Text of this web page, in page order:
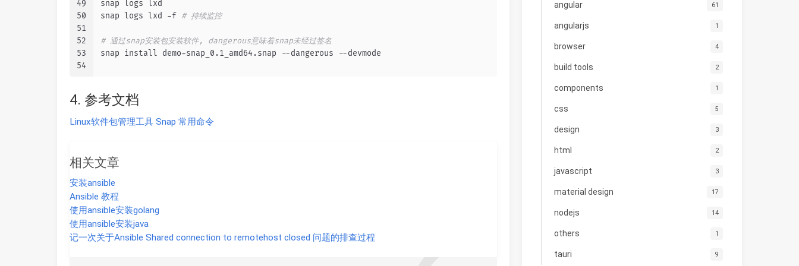
49
50
51
52
53
54
snap logs lxd
snap logs lxd -f # 持续监控
# 通过snap安装包安装软件, dangerous意味着snap未经过签名
snap install demo-snap_0.1_amd64.snap --dangerous --devmode
4. 参考文档
Linux软件包管理工具 Snap 常用命令
相关文章
安装ansible
Ansible 教程
使用ansible安装golang
使用ansible安装java
记一次关于Ansible Shared connection to remotehost closed 问题的排查过程
angular 61
angularjs 1
browser 4
build tools 2
components 1
css 5
design 3
html 2
javascript 3
material design 17
nodejs 14
others 1
tauri 9